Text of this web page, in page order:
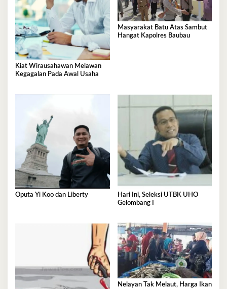
Kiat Wirausahawan Melawan
Kegagalan Pada Awal Usaha
Masyarakat Batu Atas Sambut
Hangat Kapolres Baubau
Oputa Yi Koo dan Liberty
Hari Ini, Seleksi UTBK UHO
Gelombang I
Nelayan Tak Melaut, Harga Ikan